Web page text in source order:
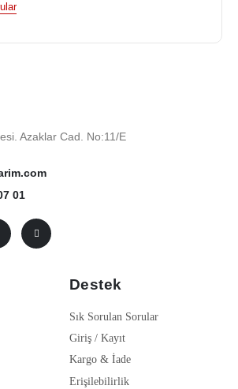
Azaklar Cad. No:11/E
01
Destek
Sık Sorulan Sorular
Giriş / Kayıt
Kargo & İade
Erişilebilirlik